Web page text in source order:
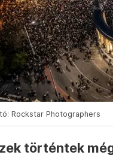
Rockstar Photographers
történtek